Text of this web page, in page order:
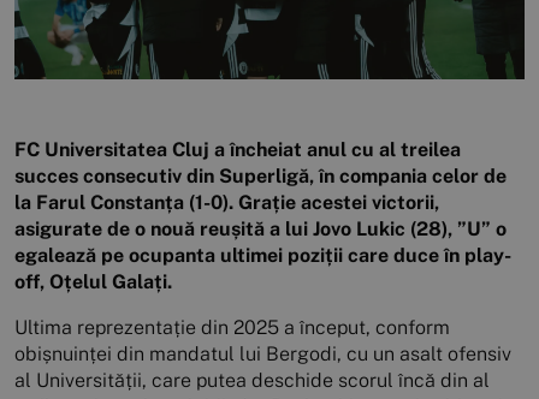
FC Universitatea Cluj a încheiat anul cu al treilea
succes consecutiv din Superligă, în compania celor de
la Farul Constanța (1-0). Grație acestei victorii,
asigurate de o nouă reușită a lui Jovo Lukic (28), ”U” o
egalează pe ocupanta ultimei poziții care duce în play-
off, Oțelul Galați.
Ultima reprezentație din 2025 a început, conform
obișnuinței din mandatul lui Bergodi, cu un asalt ofensiv
al Universității, care putea deschide scorul încă din al